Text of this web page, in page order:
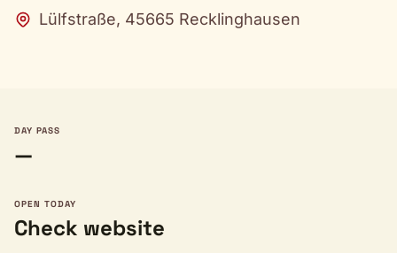
Lülfstraße, 45665 Recklinghausen
DAY PASS
—
OPEN TODAY
Check website